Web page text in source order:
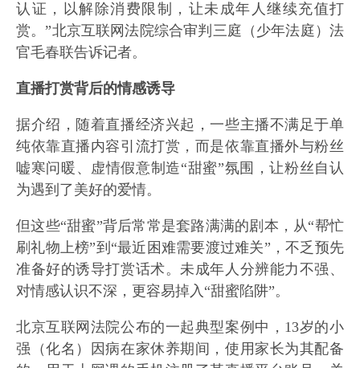
认证，以解除消费限制，让未成年人继续充值打
赏。”北京互联网法院综合审判三庭（少年法庭）法
官毛春联告诉记者。
直播打赏背后的情感诱导
据介绍，随着直播经济兴起，一些主播不满足于单
纯依靠直播内容引流打赏，而是依靠直播外与粉丝
嘘寒问暖、虚情假意制造“甜蜜”氛围，让粉丝自认
为遇到了美好的爱情。
但这些“甜蜜”背后常常是套路满满的剧本，从“帮忙
刷礼物上榜”到“最近困难需要渡过难关”，不乏预先
准备好的诱导打赏话术。未成年人分辨能力不强、
对情感认识不深，更容易掉入“甜蜜陷阱”。
北京互联网法院公布的一起典型案例中，13岁的小
强（化名）因病在家休养期间，使用家长为其配备